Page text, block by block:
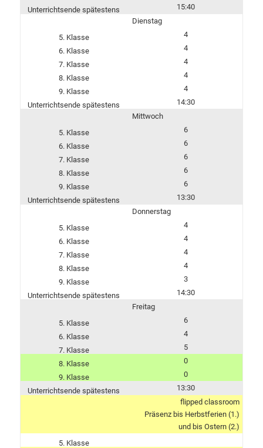
15:40
Dienstag
4
4
4
4
4
14:30
Mittwoch
6
6
6
6
6
13:30
Donnerstag
4
4
4
4
3
14:30
Freitag
6
4
5
0
0
13:30
flipped classroom
Präsenz bis Herbstferien (1.)
und bis Ostern (2.)